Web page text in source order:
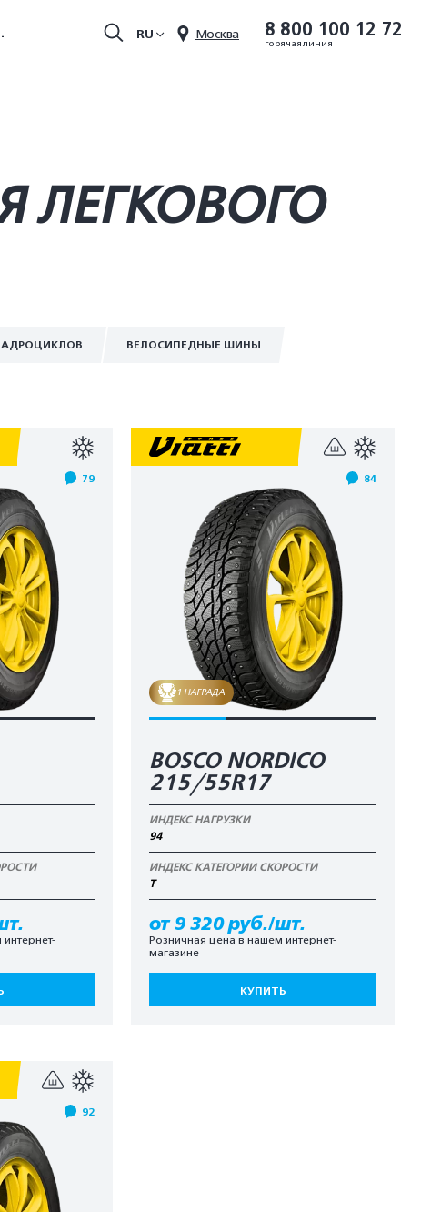
8 800 100 12 72
горячая линия
Москва
RU
ЛЕГКОВОГО
ВЕЛОСИПЕДНЫЕ ШИНЫ
79 84
1 НАГРАДА
BOSCO NORDICO
215/55R17
ИНДЕКС НАГРУЗКИ
94
ИНДЕКС КАТЕГОРИИ СКОРОСТИ
T
от 9 320 руб./шт.
Розничная цена в нашем интернет-
магазине
КУПИТЬ
92